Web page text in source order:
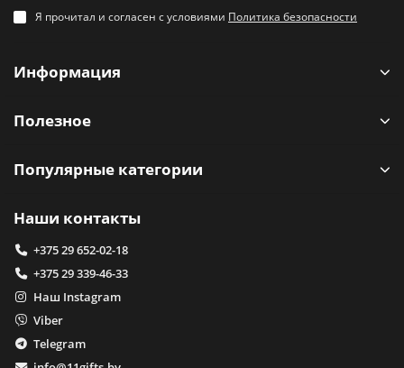
Я прочитал и согласен с условиями Политика безопасности
Информация
Полезное
Популярные категории
Наши контакты
+375 29 652-02-18
+375 29 339-46-33
Наш Instagram
Viber
Telegram